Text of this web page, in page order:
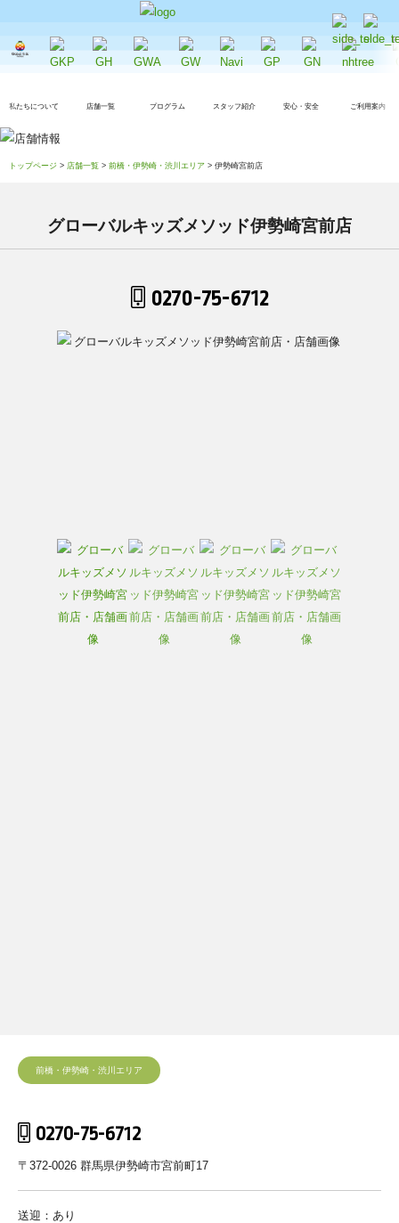
私たちについて 店舗一覧 プログラム スタッフ紹介 安心・安全 ご利用案内
トップページ > 店舗一覧 > 前橋・伊勢崎・渋川エリア > 伊勢崎宮前店
グローバルキッズメソッド伊勢崎宮前店
0270-75-6712
前橋・伊勢崎・渋川エリア
0270-75-6712
〒372-0026 群馬県伊勢崎市宮前町17
送迎：あり